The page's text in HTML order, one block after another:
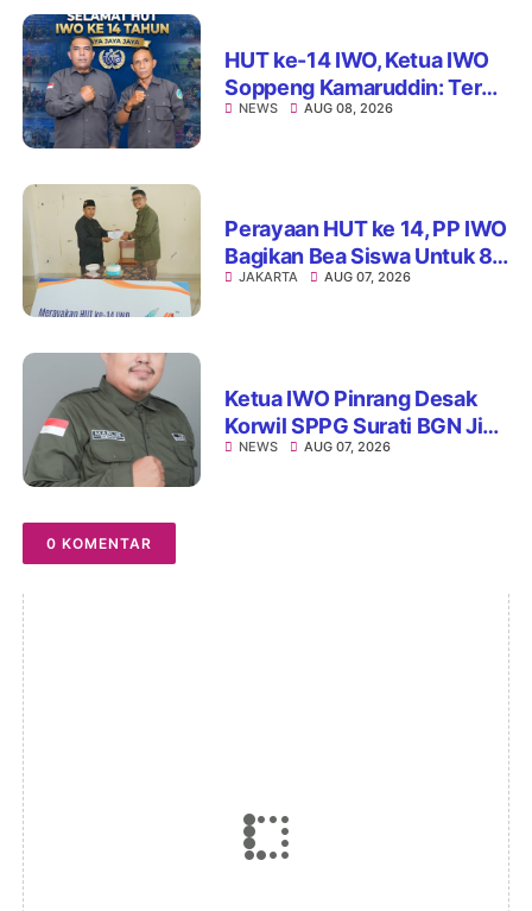
HUT ke-14 IWO, Ketua IWO
Soppeng Kamaruddin: Terus
Jaga Integritas dan Nama
NEWS AUG 08, 2026
Perayaan HUT ke 14, PP IWO
Bagikan Bea Siswa Untuk 8
Siswa SD Muhammadiyah
JAKARTA AUG 07, 2026
Ketua IWO Pinrang Desak
Korwil SPPG Surati BGN Jika
Ditemukan Dapur MBG Tak
NEWS AUG 07, 2026
0 KOMENTAR